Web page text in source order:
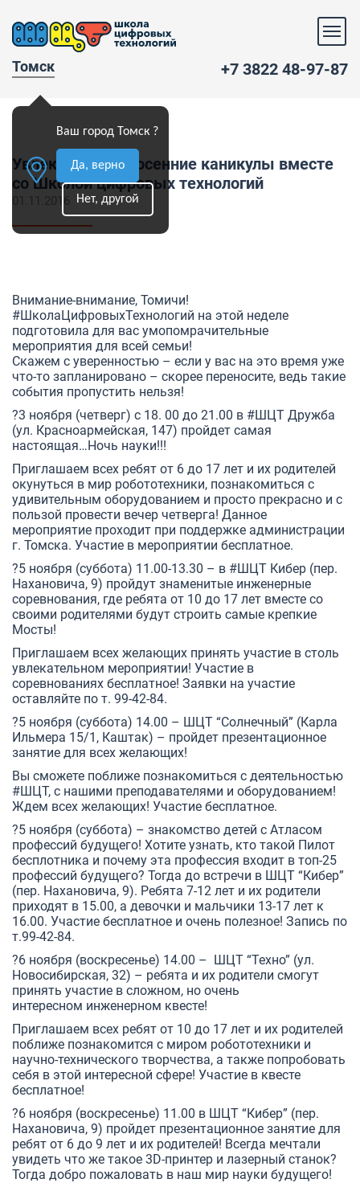
Томск
Ваш город Томск ?
Да, верно
Нет, другой
+7 3822 48-97-87
Увлекательные осенние каникулы вместе
со Школой цифровых технологий
01.11.2016
Внимание-внимание, Томичи!
#ШколаЦифровыхТехнологий на этой неделе
подготовила для вас умопомрачительные
мероприятия для всей семьи!
Скажем с уверенностью – если у вас на это время уже
что-то запланировано – скорее переносите, ведь такие
события пропустить нельзя!
?3 ноября (четверг) с 18. 00 до 21.00 в #ШЦТ Дружба
(ул. Красноармейская, 147) пройдет самая
настоящая…Ночь науки!!!
Приглашаем всех ребят от 6 до 17 лет и их родителей
окунуться в мир робототехники, познакомиться с
удивительным оборудованием и просто прекрасно и с
пользой провести вечер четверга! Данное
мероприятие проходит при поддержке администрации
г. Томска. Участие в мероприятии бесплатное.
?5 ноября (суббота) 11.00-13.30 – в #ШЦТ Кибер (пер.
Нахановича, 9) пройдут знаменитые инженерные
соревнования, где ребята от 10 до 17 лет вместе со
своими родителями будут строить самые крепкие
Мосты!
Приглашаем всех желающих принять участие в столь
увлекательном мероприятии! Участие в
соревнованиях бесплатное! Заявки на участие
оставляйте по т. 99-42-84.
?5 ноября (суббота) 14.00 – ШЦТ “Солнечный” (Карла
Ильмера 15/1, Каштак) – пройдет презентационное
занятие для всех желающих!
Вы сможете поближе познакомиться с деятельностью
#ШЦТ, с нашими преподавателями и оборудованием!
Ждем всех желающих! Участие бесплатное.
?5 ноября (суббота) – знакомство детей с Атласом
профессий будущего! Хотите узнать, кто такой Пилот
бесплотника и почему эта профессия входит в топ-25
профессий будущего? Тогда до встречи в ШЦТ “Кибер”
(пер. Нахановича, 9). Ребята 7-12 лет и их родители
приходят в 15.00, а девочки и мальчики 13-17 лет к
16.00. Участие бесплатное и очень полезное! Запись по
т.99-42-84.
?6 ноября (воскресенье) 14.00 – ШЦТ “Техно” (ул.
Новосибирская, 32) – ребята и их родители смогут
принять участие в сложном, но очень
интересном инженерном квесте!
Приглашаем всех ребят от 10 до 17 лет и их родителей
поближе познакомится с миром робототехники и
научно-технического творчества, а также попробовать
себя в этой интересной сфере! Участие в квесте
бесплатное!
?6 ноября (воскресенье) 11.00 в ШЦТ “Кибер” (пер.
Нахановича, 9) пройдет презентационное занятие для
ребят от 6 до 9 лет и их родителей! Всегда мечтали
увидеть что же такое 3D-принтер и лазерный станок?
Тогда добро пожаловать в наш мир науки будущего!